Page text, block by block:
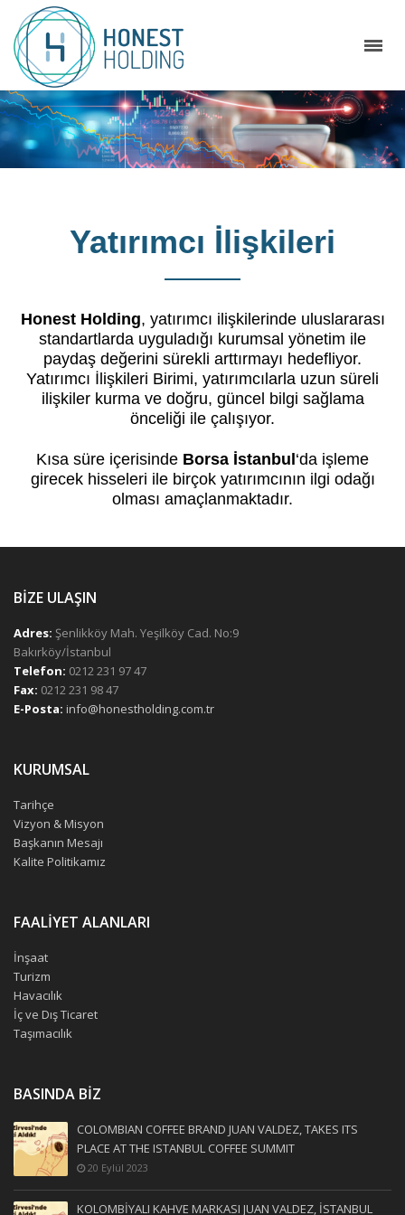
Yatırımcı İlişkileri
Honest Holding, yatırımcı ilişkilerinde uluslararası
standartlarda uyguladığı kurumsal yönetim ile
paydaş değerini sürekli arttırmayı hedefliyor.
Yatırımcı İlişkileri Birimi, yatırımcılarla uzun süreli
ilişkiler kurma ve doğru, güncel bilgi sağlama
önceliği ile çalışıyor.
Kısa süre içerisinde Borsa İstanbul‘da işleme
girecek hisseleri ile birçok yatırımcının ilgi odağı
olması amaçlanmaktadır.
BİZE ULAŞIN
Adres: Şenlikköy Mah. Yeşilköy Cad. No:9
Bakırköy/İstanbul
Telefon: 0212 231 97 47
Fax: 0212 231 98 47
E-Posta: info@honestholding.com.tr
KURUMSAL
Tarihçe
Vizyon & Misyon
Başkanın Mesajı
Kalite Politikamız
FAALİYET ALANLARI
İnşaat
Turizm
Havacılık
İç ve Dış Ticaret
Taşımacılık
BASINDA BİZ
COLOMBIAN COFFEE BRAND JUAN VALDEZ, TAKES ITS
PLACE AT THE ISTANBUL COFFEE SUMMIT
20 Eylül 2023
KOLOMBİYALI KAHVE MARKASI JUAN VALDEZ, İSTANBUL